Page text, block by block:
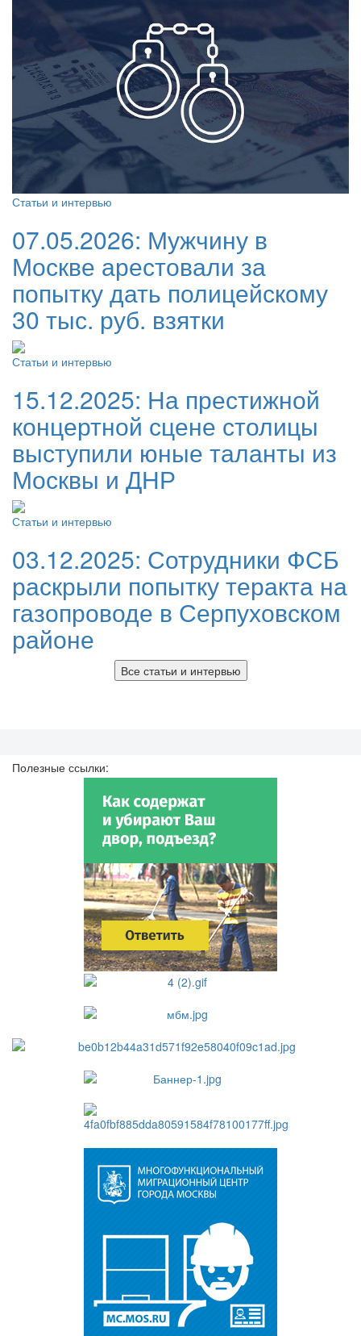
Статьи и интервью
07.05.2026: Мужчину в
Москве арестовали за
попытку дать полицейскому
30 тыс. руб. взятки
Статьи и интервью
15.12.2025: На престижной
концертной сцене столицы
выступили юные таланты из
Москвы и ДНР
Статьи и интервью
03.12.2025: Сотрудники ФСБ
раскрыли попытку теракта на
газопроводе в Серпуховском
районе
Все статьи и интервью
Полезные ссылки: